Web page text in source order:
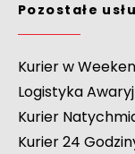
Pozostałe
Kurier w
Logistyka
Kurier
Kurier 24